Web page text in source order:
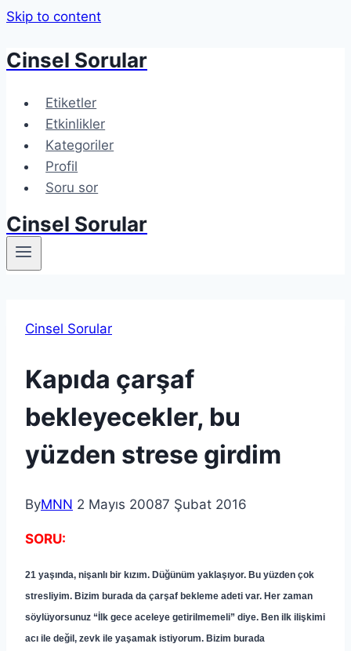
Skip to content
Cinsel Sorular
Etiketler
Etkinlikler
Kategoriler
Profil
Soru sor
Cinsel Sorular
Cinsel Sorular
Kapıda çarşaf
bekleyecekler, bu
yüzden strese girdim
ByMNN 2 Mayıs 20087 Şubat 2016
SORU:
21 yaşında, nişanl ı bir kızım. Düğünüm yaklaşıyor. Bu yüzden çok
stresliyim. Bizim burada da çarşaf bekleme adeti var. Her zaman
söyl üyorsunuz “ lk gece aceleye getirilmemeli” diye. Ben ilk iliş kimi
acı ile değil, zevk ile yaşamak istiyorum. Bizim burada